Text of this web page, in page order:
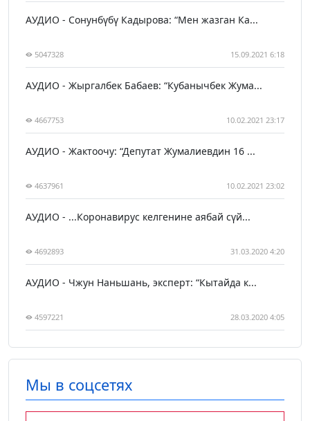
АУДИО - Сонунбүбү Кадырова: “Мен жазган Ка...
5047328 15.09.2021 6:18
АУДИО - Жыргалбек Бабаев: “Кубанычбек Жума...
4667753 10.02.2021 23:17
АУДИО - Жактоочу: “Депутат Жумалиевдин 16 ...
4637961 10.02.2021 23:02
АУДИО - ...Коронавирус келгенине аябай сүй...
4692893 31.03.2020 4:20
АУДИО - Чжун Наньшань, эксперт: “Кытайда к...
4597221 28.03.2020 4:05
Мы в соцсетях